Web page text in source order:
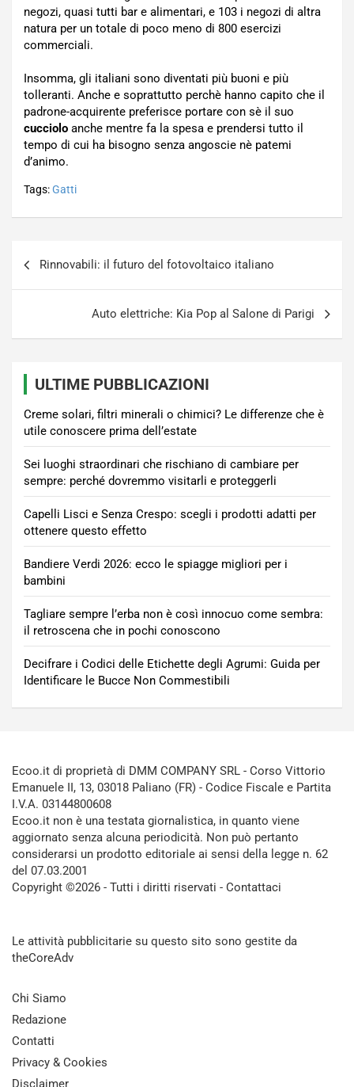
negozi, quasi tutti bar e alimentari, e 103 i negozi di altra
natura per un totale di poco meno di 800 esercizi
commerciali.
Insomma, gli italiani sono diventati più buoni e più
tolleranti. Anche e soprattutto perchè hanno capito che il
padrone-acquirente preferisce portare con sè il suo
cucciolo anche mentre fa la spesa e prendersi tutto il
tempo di cui ha bisogno senza angoscie nè patemi
d’animo.
Tags:Gatti
Rinnovabili: il futuro del fotovoltaico italiano
Auto elettriche: Kia Pop al Salone di Parigi
ULTIME PUBBLICAZIONI
Creme solari, filtri minerali o chimici? Le differenze che è
utile conoscere prima dell’estate
Sei luoghi straordinari che rischiano di cambiare per
sempre: perché dovremmo visitarli e proteggerli
Capelli Lisci e Senza Crespo: scegli i prodotti adatti per
ottenere questo effetto
Bandiere Verdi 2026: ecco le spiagge migliori per i
bambini
Tagliare sempre l’erba non è così innocuo come sembra:
il retroscena che in pochi conoscono
Decifrare i Codici delle Etichette degli Agrumi: Guida per
Identificare le Bucce Non Commestibili
Ecoo.it di proprietà di DMM COMPANY SRL - Corso Vittorio
Emanuele II, 13, 03018 Paliano (FR) - Codice Fiscale e Partita
I.V.A. 03144800608
Ecoo.it non è una testata giornalistica, in quanto viene
aggiornato senza alcuna periodicità. Non può pertanto
considerarsi un prodotto editoriale ai sensi della legge n. 62
del 07.03.2001
Copyright ©2026 - Tutti i diritti riservati - Contattaci
Le attività pubblicitarie su questo sito sono gestite da
theCoreAdv
Chi Siamo
Redazione
Contatti
Privacy & Cookies
Disclaimer